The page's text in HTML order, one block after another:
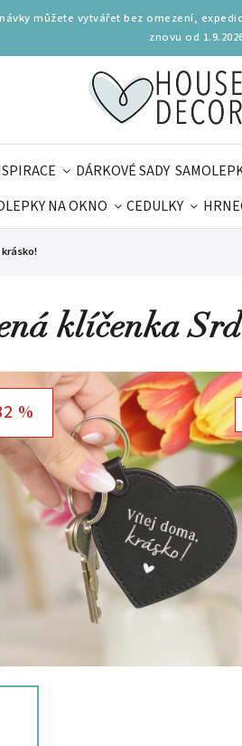
můžete vytvářet bez omezení,
znovu od
DÁRKOVÉ SADY
NA OKNO CEDULKY
klíčenka
%